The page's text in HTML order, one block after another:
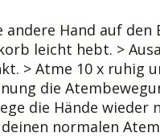
andere Hand auf
leicht hebt. >
> Atme 10 x ruhig
die
die Hände wieder
normalen